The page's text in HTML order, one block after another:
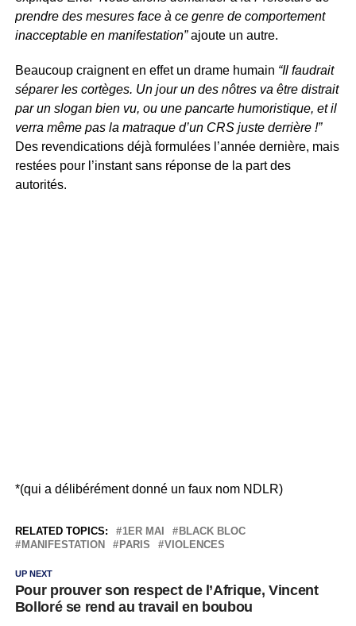
prendre des mesures face à ce genre de comportement
inacceptable en manifestation”ajoute un autre.
Beaucoup craignent en effet un drame humain “Il faudrait
séparer les cortèges. Un jour un des nôtres va être distrait
par un slogan bien vu, ou une pancarte humoristique, et il
verra même pas la matraque d’un CRS juste derrière !”
Des revendications déjà formulées l’année dernière, mais
restées pour l’instant sans réponse de la part des
autorités.
*(qui a délibérément donné un faux nom NDLR)
RELATED TOPICS: 1ER MAI
BLACK BLOC
MANIFESTATION
PARIS VIOLENCES
UP NEXT
Pour prouver son respect de l’Afrique, Vincent
Bolloré se rend au travail en boubou